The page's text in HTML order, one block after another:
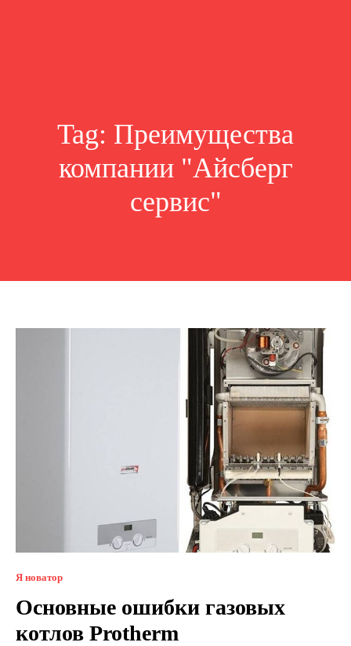
Tag: Преимущества
компании "Айсберг
сервис"
Я новатор
Основные ошибки газовых
котлов Protherm